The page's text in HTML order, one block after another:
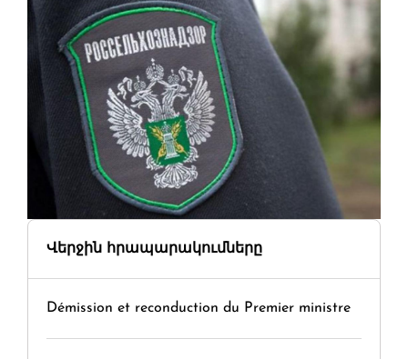
Վերջին հրապարակումները
Démission et reconduction du Premier ministre